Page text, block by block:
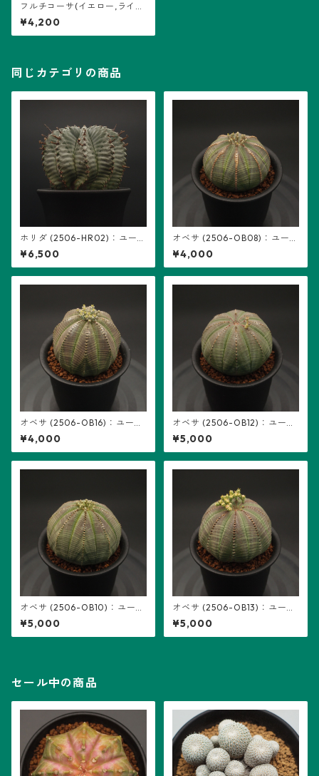
フルチコーサ(イエロー,ライ
ト・グリーン) (B01)：ユーフ
ォルビア属 ※実生
¥4,200
同じカテゴリの商品
ホリダ (2506-HR02)：ユーフ
ォルビア属
¥6,500
オベサ (2506-OB08)：ユーフ
ォルビア属 ※実生、雌株
¥4,000
オベサ (2506-OB16)：ユーフ
ォルビア属 ※実生、雌株
¥4,000
オベサ (2506-OB12)：ユーフ
ォルビア属 ※実生、雌株
¥5,000
オベサ (2506-OB10)：ユーフ
ォルビア属 ※実生、雌株
¥5,000
オベサ (2506-OB13)：ユーフ
ォルビア属 ※実生、雄株
¥5,000
セール中の商品